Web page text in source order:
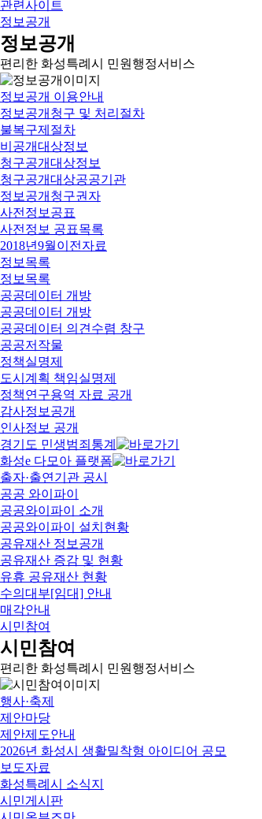
관련사이트
정보공개
정보공개
편리한 화성특례시 민원행정서비스
정보공개 이용안내
정보공개청구 및 처리절차
불복구제절차
비공개대상정보
청구공개대상정보
청구공개대상공공기관
정보공개청구권자
사전정보공표
사전정보 공표목록
2018년9월이전자료
정보목록
정보목록
공공데이터 개방
공공데이터 개방
공공데이터 의견수렴 창구
공공저작물
정책실명제
도시계획 책임실명제
정책연구용역 자료 공개
감사정보공개
인사정보 공개
경기도 민생범죄통계
화성e 다모아 플랫폼
출자·출연기관 공시
공공 와이파이
공공와이파이 소개
공공와이파이 설치현황
공유재산 정보공개
공유재산 증감 및 현황
유휴 공유재산 현황
수의대부[임대] 안내
매각안내
시민참여
시민참여
편리한 화성특례시 민원행정서비스
행사·축제
제안마당
제안제도안내
2026년 화성시 생활밀착형 아이디어 공모
보도자료
화성특례시 소식지
시민게시판